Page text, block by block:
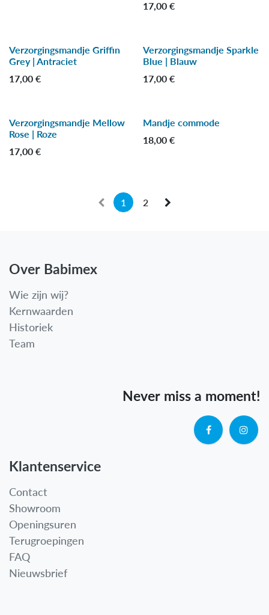
17,00€
Verzorgingsmandje Griffin
Grey | Antraciet
17,00 €
Verzorgingsmandje Sparkle
Blue | Blauw
17,00€
Verzorgingsmandje Mellow
Rose | Roze
17,00 €
Nieuw!
Mandje commode
18,00€
1 2
Over Babimex
Wie zijn wij?
Kernwaarden
Historiek
Team
Never miss a moment!
Klantenservice
Contact
Showroom
Openingsuren
Terugroepingen
FAQ
Nieuwsbrief